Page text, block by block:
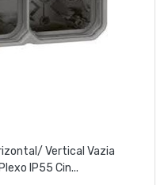
Vertical Vazia
IP55 Cin...